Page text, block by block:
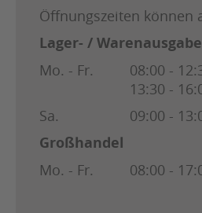
Öffnungszeiten können
Lager- / Warenausgabe
Mo. - Fr.
08:00 -
13:30 -
Sa.
09:00 -
Großhandel
Mo. - Fr. 08:00 -